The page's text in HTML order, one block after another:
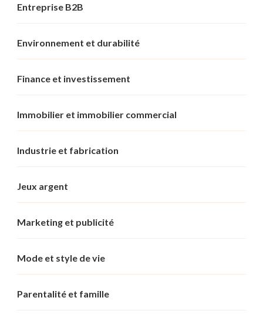
Entreprise B2B
Environnement et durabilité
Finance et investissement
Immobilier et immobilier commercial
Industrie et fabrication
Jeux argent
Marketing et publicité
Mode et style de vie
Parentalité et famille